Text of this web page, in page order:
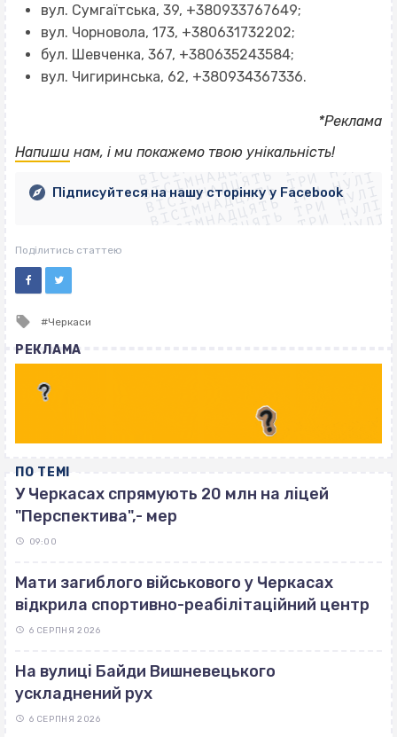
вул. Сумгаїтська, 39, +380933767649;
вул. Чорновола, 173, +380631732202;
бул. Шевченка, 367, +380635243584;
вул. Чигиринська, 62, +380934367336.
*Реклама
Напиши нам, і ми покажемо твою унікальність!
ВІСІМНАДЦЯТЬ ТРИ НУЛІ
ВІСІМНАДЦЯТЬ ТРИ НУЛІ
ВІСІМНАДЦЯТЬ ТРИ НУЛІ
ВІСІМНАДЦЯТЬ ТРИ НУЛІ
ВІСІМНАДЦЯТЬ ТРИ НУЛІ
ВІСІМНАДЦЯТЬ ТРИ НУЛІ
ВІСІМНАДЦЯТЬ ТРИ НУЛІ
ВІСІМНАДЦЯТЬ ТРИ НУЛІ
Підписуйтеся на нашу сторінку у Facebook
Поділитись статтею
Tagged
Черкаси
РЕКЛАМА
ПО ТЕМІ
У Черкасах спрямують 20 млн на ліцей
"Перспектива",- мер
09:00
Мати загиблого військового у Черкасах
відкрила спортивно-реабілітаційний центр
6 СЕРПНЯ 2026
На вулиці Байди Вишневецького
ускладнений рух
6 СЕРПНЯ 2026